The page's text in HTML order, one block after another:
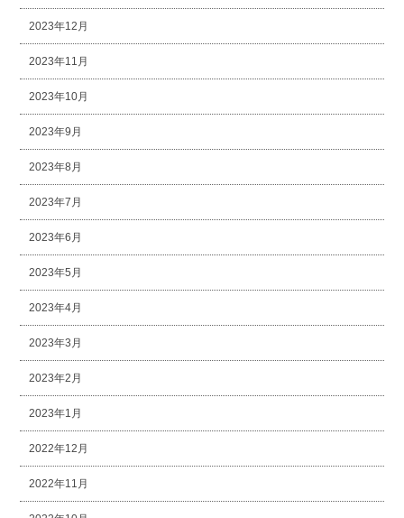
2023年12月
2023年11月
2023年10月
2023年9月
2023年8月
2023年7月
2023年6月
2023年5月
2023年4月
2023年3月
2023年2月
2023年1月
2022年12月
2022年11月